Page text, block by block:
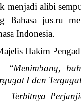
menjadi alibi
Bahasa justru
Indonesia.
Hakim
“Menimbang,
I dan
Terbitnya